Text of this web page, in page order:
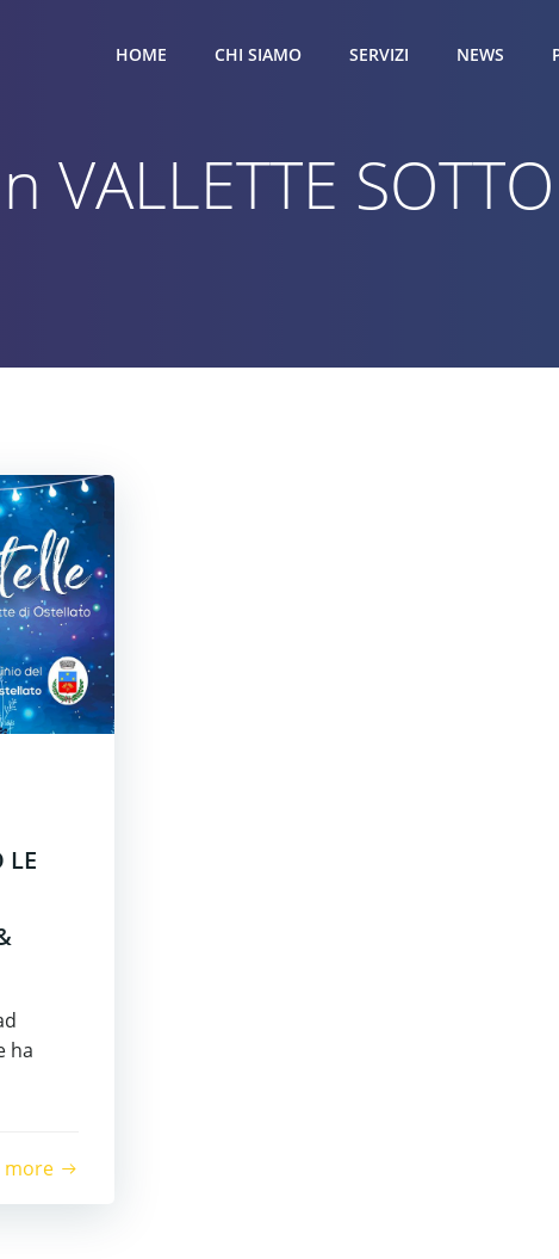
HOME CHI SIAMO SERVIZI NEWS
VALLETTE
LE
ha
more